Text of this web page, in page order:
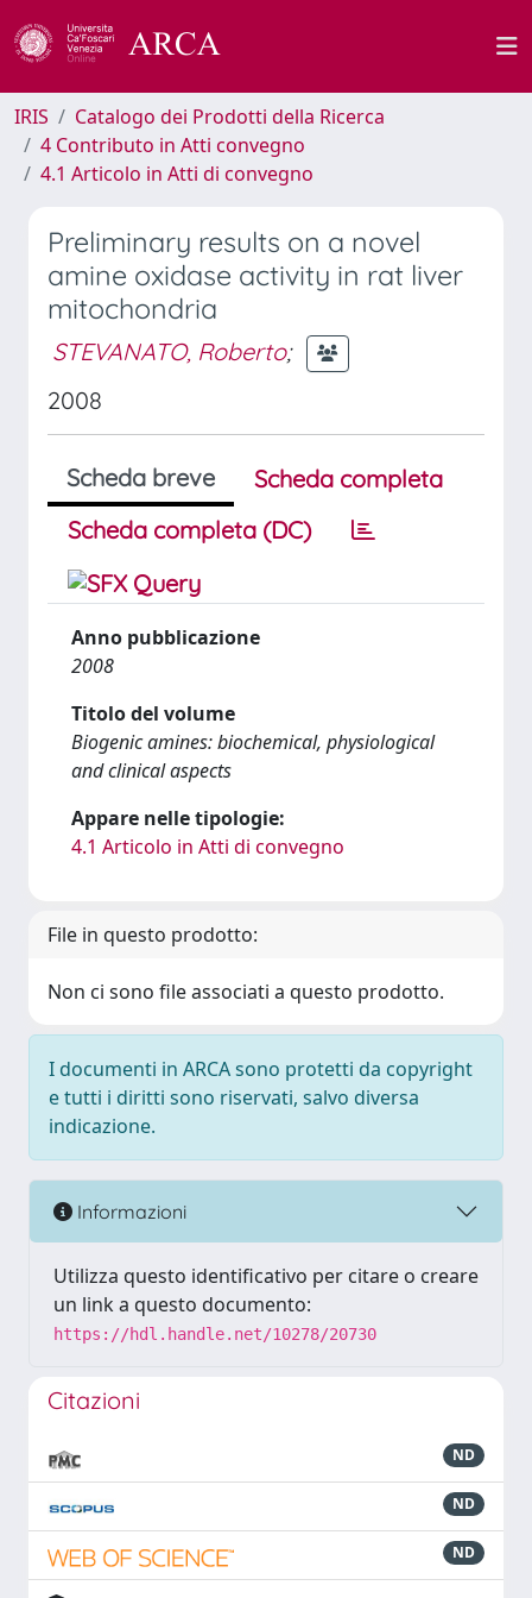
IRIS
Catalogo dei Prodotti della Ricerca
4 Contributo in Atti convegno
4.1 Articolo in Atti di convegno
Preliminary results on a novel
amine oxidase activity in rat liver
mitochondria
STEVANATO, Roberto;
2008
Scheda breve
Scheda completa
Scheda completa (DC)
Anno pubblicazione
2008
Titolo del volume
Biogenic amines: biochemical, physiological
and clinical aspects
Appare nelle tipologie:
4.1 Articolo in Atti di convegno
File in questo prodotto:
Non ci sono file associati a questo prodotto.
I documenti in ARCA sono protetti da copyright
e tutti i diritti sono riservati, salvo diversa
indicazione.
Informazioni
Utilizza questo identificativo per citare o creare
un link a questo documento:
https://hdl.handle.net/10278/20730
Citazioni
ND
ND
ND